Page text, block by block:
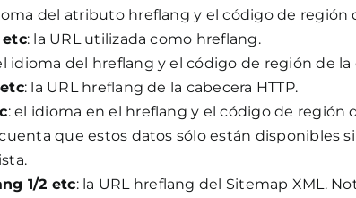
del atributo hreflang y el código de región
etc: la URL utilizada como hreflang.
idioma del hreflang y el código de región de la
: la URL hreflang de la cabecera HTTP.
: el idioma en el hreflang y el código de región
que estos datos sólo están disponibles
1/2 etc: la URL hreflang del Sitemap XML.